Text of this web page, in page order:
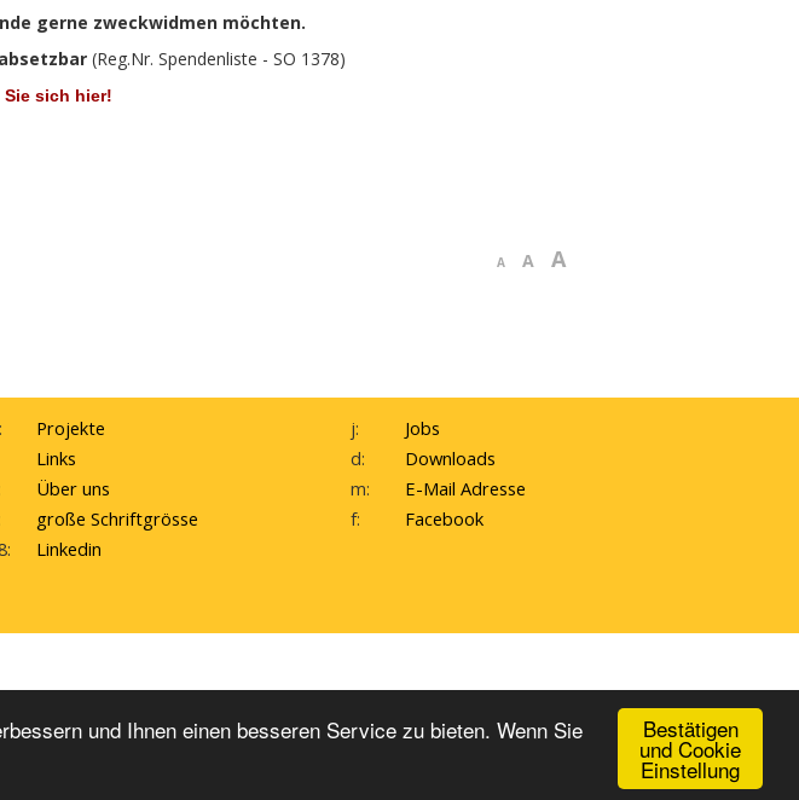
Bestätigen
und Cookie
Einstellung
und Ihnen einen besseren Service zu bieten. Wenn Sie
gerne zweckwidmen möchten.
(Reg.Nr. Spendenliste - SO 1378)
sich hier!
A A A
Projekte
Links
Über uns
große Schriftgrösse
Linkedin
j:
Jobs
d:
Downloads
m:
E-Mail Adresse
f:
Facebook